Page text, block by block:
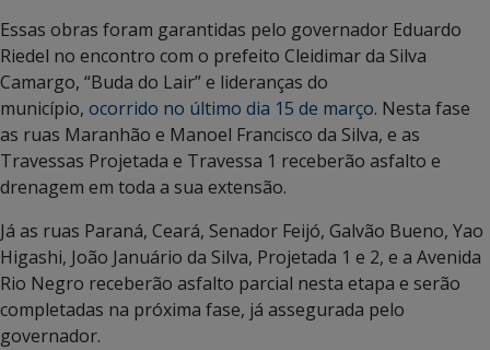
Essas obras foram garantidas pelo governador Eduardo
Riedel no encontro com o prefeito Cleidimar da Silva
Camargo, “Buda do Lair” e lideranças do
município, ocorrido no último dia 15 de março. Nesta fase
as ruas Maranhão e Manoel Francisco da Silva, e as
Travessas Projetada e Travessa 1 receberão asfalto e
drenagem em toda a sua extensão.
Já as ruas Paraná, Ceará, Senador Feijó, Galvão Bueno, Yao
Higashi, João Januário da Silva, Projetada 1 e 2, e a Avenida
Rio Negro receberão asfalto parcial nesta etapa e serão
completadas na próxima fase, já assegurada pelo
governador.